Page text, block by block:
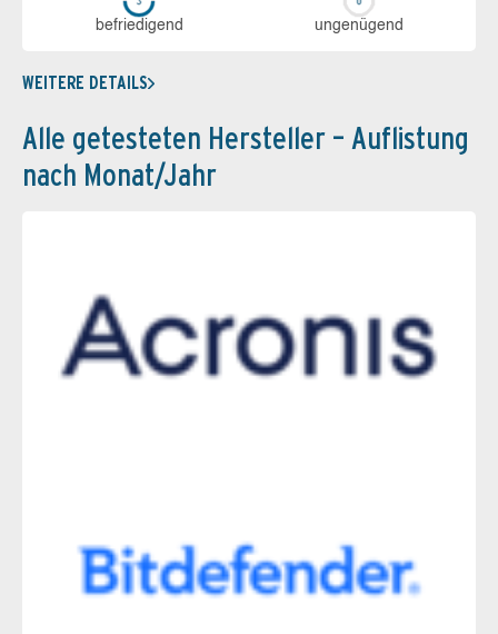
be­frie­di­gend un­ge­nü­gend
WEITERE DETAILS
Alle getesteten Hersteller – Auflistung
nach Monat/Jahr